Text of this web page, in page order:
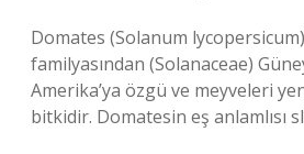
Domates (Solanum
familyasından (Solanaceae)
Amerika’ya özgü ve meyveleri
bitkidir. Domatesin eş anlamlısı